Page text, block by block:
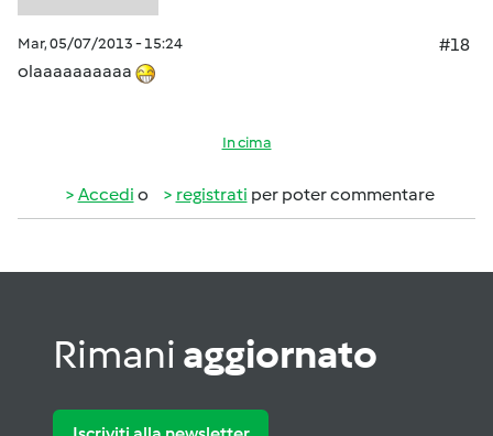
Mar, 05/07/2013 - 15:24
#18
olaaaaaaaaaa
In cima
Accedi o registrati per poter commentare
Rimani aggiornato